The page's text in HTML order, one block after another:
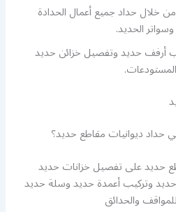
خلال حداد جميع أعمال الحدادة
الحديد.
أرفف حديد وتفصيل خزائن حديد
حداد ديوانيات مقاطع حديد؟
حديد على تفصيل خزانات حديد
وتركيب أعمدة حديد وسلة حديد
والحدائق